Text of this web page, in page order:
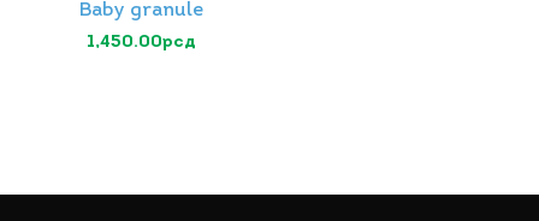
Baby granule
1,450.00рсд